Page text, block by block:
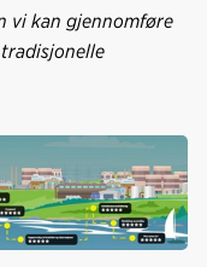
vi kan gjennomføre